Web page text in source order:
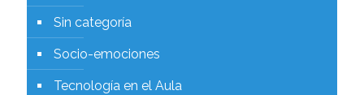
Sin categoría
Socio-emociones
Tecnología en el Aula